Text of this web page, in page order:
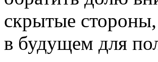
скрытые
в будущем для